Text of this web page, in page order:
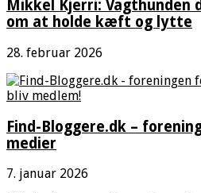
Mikkel Kjerri: Vagthunden
om at holde kæft og lytte
28. februar 2026
Find-Bloggere.dk –
medier
7. januar 2026